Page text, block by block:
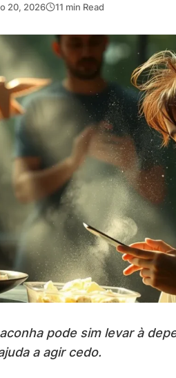
20, 2026 11 min Read
pode sim levar à
a agir cedo.